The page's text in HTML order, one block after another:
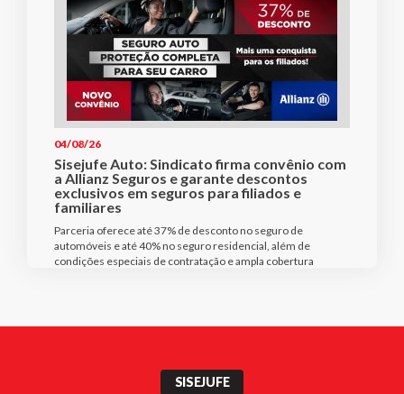
04/08/26
Sisejufe Auto: Sindicato firma convênio com
a Allianz Seguros e garante descontos
exclusivos em seguros para filiados e
familiares
Parceria oferece até 37% de desconto no seguro de
automóveis e até 40% no seguro residencial, além de
condições especiais de contratação e ampla cobertura
SISEJUFE